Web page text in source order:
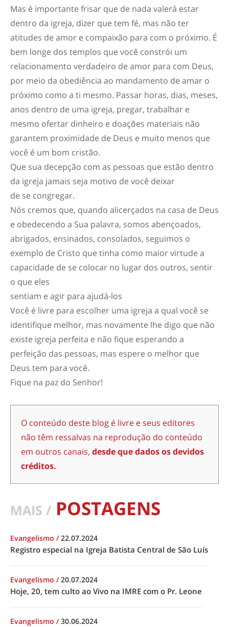
Mas é importante frisar que de nada valerá estar
dentro da igreja, dizer que tem fé, mas não ter
atitudes de amor e compaixão para com o próximo. É
bem longe dos templos que você constrói um
relacionamento verdadeiro de amor para com Deus,
por meio da obediência ao mandamento de amar o
próximo como a ti mesmo. Passar horas, dias, meses,
anos dentro de uma igreja, pregar, trabalhar e
mesmo ofertar dinheiro e doações materiais não
garantem proximidade de Deus e muito menos que
você é um bom cristão.
Que sua decepção com as pessoas que estão dentro
da igreja jamais seja motivo de você deixar
de se congregar.
Nós cremos que, quando alicerçados na casa de Deus
e obedecendo a Sua palavra, somos abençoados,
abrigados, ensinados, consolados, seguimos o
exemplo de Cristo que tinha como maior virtude a
capacidade de se colocar no lugar dos outros, sentir
o que eles
sentiam e agir para ajudá-los
Você é livre para escolher uma igreja a qual você se
identifique melhor, mas novamente lhe digo que não
existe igreja perfeita e não fique esperando a
perfeição das pessoas, mas espere o melhor que
Deus tem para você.
Fique na paz do Senhor!
O conteúdo deste blog é livre e seus editores
não têm ressalvas na reprodução do conteúdo
em outros canais, desde que dados os devidos
créditos.
MAIS / POSTAGENS
Evangelismo /22.07.2024
Registro especial na Igreja Batista Central de São Luís
Evangelismo /20.07.2024
Hoje, 20, tem culto ao Vivo na IMRE com o Pr. Leone
Evangelismo /30.06.2024